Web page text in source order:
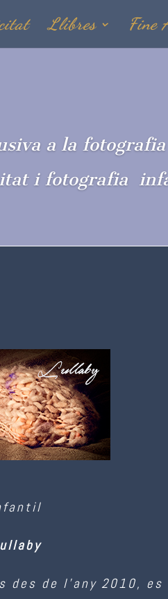
Llibres Fine
a la
i fotografia
des de l’any 2010,